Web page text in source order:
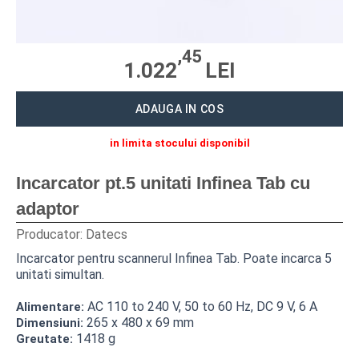
NAVIGARE
CENTRU SUPORT
SOLUTII SOFTWARE
1.022
,45
LEI
ADAUGA IN COS
in limita stocului disponibil
Incarcator pt.5 unitati Infinea Tab cu
adaptor
Producator: Datecs
Incarcator pentru scannerul Infinea Tab. Poate incarca 5
unitati simultan.
Alimentare: AC 110 to 240 V, 50 to 60 Hz, DC 9 V, 6 A
Dimensiuni: 265 x 480 x 69 mm
Greutate: 1418 g